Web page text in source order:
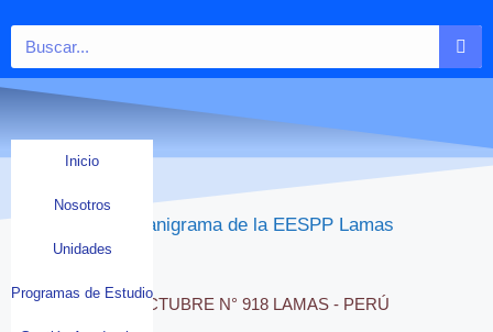
Inicio
Nosotros
Unidades
Programas de Estudio
Organigrama de la EESPP Lamas
JR. 16 DE OCTUBRE N° 918 LAMAS - PERÚ